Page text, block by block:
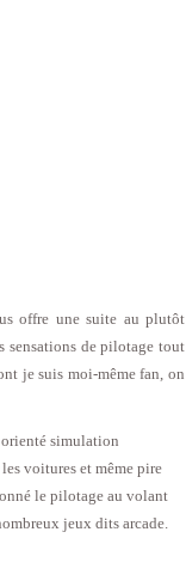
offre une suite au plutôt
sensations de pilotage tout
je suis moi-même fan, on
simulation
voitures et même pire
le pilotage au volant
jeux dits arcade.